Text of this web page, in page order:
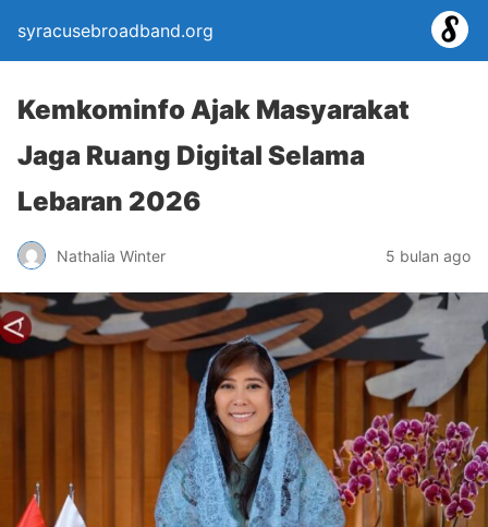
syracusebroadband.org
Kemkominfo Ajak Masyarakat
Jaga Ruang Digital Selama
Lebaran 2026
Nathalia Winter 5 bulan ago